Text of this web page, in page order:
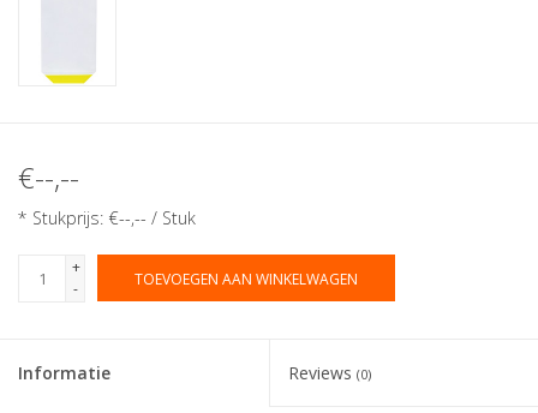
€--,--
* Stukprijs: €--,-- / Stuk
+
-
TOEVOEGEN AAN WINKELWAGEN
Informatie Reviews (0)